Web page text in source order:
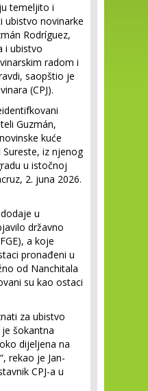
temeljito i
ubistvo novinarke
Rodríguez,
i ubistvo
radom i
saopštio je
(CPJ).
Guzmán,
kuće
iz njenog
u istočnoj
2. juna 2026.
u
državno
a koje
pronađeni u
od Nanchitala
su kao ostaci
za ubistvo
šokantna
dijeljena na
rekao je Jan-
CPJ-a u